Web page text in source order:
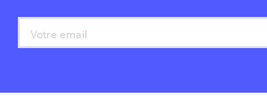
Votre email